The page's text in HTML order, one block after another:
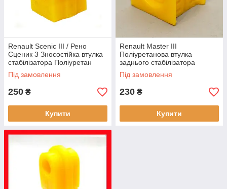
Renault Scenic III / Рено
Сценик 3 Зносостійка втулка
стабілізатора Поліуретан
Гарантія 12 міс! 516120005R,
546120007R
Під замовлення
250 ₴
Купити
Renault Master III
Поліуретанова втулка
заднього стабілізатора
Гарантія 12 міс! OEM 54 61
312 53R
Під замовлення
230 ₴
Купити